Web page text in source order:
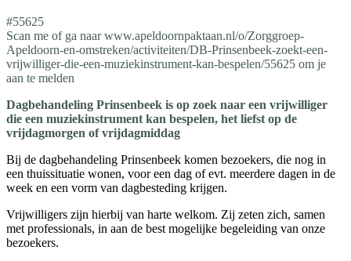
#55625
Scan me of ga naar www.apeldoornpaktaan.nl/o/Zorggroep-
Apeldoorn-en-omstreken/activiteiten/DB-Prinsenbeek-zoekt-een-
vrijwilliger-die-een-muziekinstrument-kan-bespelen/55625 om je
aan te melden
Dagbehandeling Prinsenbeek is op zoek naar een vrijwilliger
die een muziekinstrument kan bespelen, het liefst op de
vrijdagmorgen of vrijdagmiddag
Bij de dagbehandeling Prinsenbeek komen bezoekers, die nog in
een thuissituatie wonen, voor een dag of evt. meerdere dagen in de
week en een vorm van dagbesteding krijgen.
Vrijwilligers zijn hierbij van harte welkom. Zij zeten zich, samen
met professionals, in aan de best mogelijke begeleiding van onze
bezoekers.